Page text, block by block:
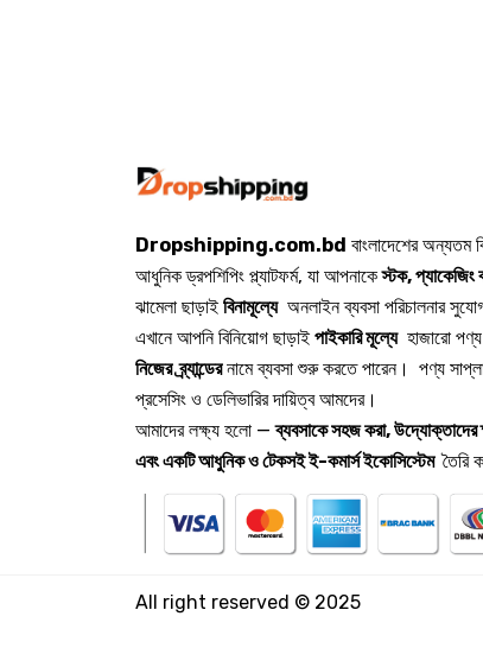
Dropshipping.com.bd বাংলাদেশের অন্যতম
আধুনিক ড্রপশিপিং প্ল্যাটফর্ম, যা আপনাকেস্টক, প্যাকেজিং
ঝামেলা ছাড়াই বিনামূল্যেঅনলাইন ব্যবসা পরিচালনার
এখানে আপনি বিনিয়োগ ছাড়াই পাইকারি মূল্যেহাজারো
নিজের ব্র্যান্ডেরনামে ব্যবসা শুরু করতে পারেন। পণ্য
প্রসেসিং ও ডেলিভারির দায়িত্ব আমদের।
আমাদের লক্ষ্য হলো —ব্যবসাকে সহজ করা, উদ্যোক্তাদের
এবং একটি আধুনিক ও টেকসই ই-কমার্স ইকোসিস্টেম তৈরি
All right reserved © 2025